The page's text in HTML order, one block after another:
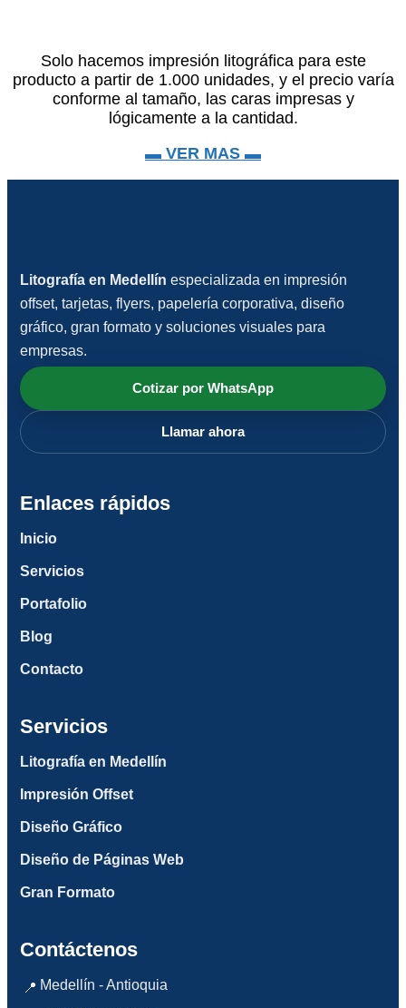
Solo hacemos impresión litográfica para este
producto a partir de 1.000 unidades, y el precio varía
conforme al tamaño, las caras impresas y
lógicamente a la cantidad.
▬ VER MAS ▬
Litografía en Medellín especializada en impresión
offset, tarjetas, flyers, papelería corporativa, diseño
gráfico, gran formato y soluciones visuales para
empresas.
Cotizar por WhatsApp
Llamar ahora
Enlaces rápidos
Inicio
Servicios
Portafolio
Blog
Contacto
Servicios
Litografía en Medellín
Impresión Offset
Diseño Gráfico
Diseño de Páginas Web
Gran Formato
Contáctenos
📍 Medellín - Antioquia